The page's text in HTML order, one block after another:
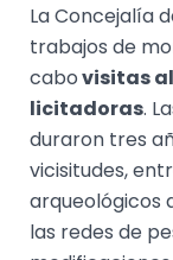
La Concejalía
trabajos de
cabovisitas
licitadoras.
duraron tres
vicisitudes,
arqueológicos
las redes de